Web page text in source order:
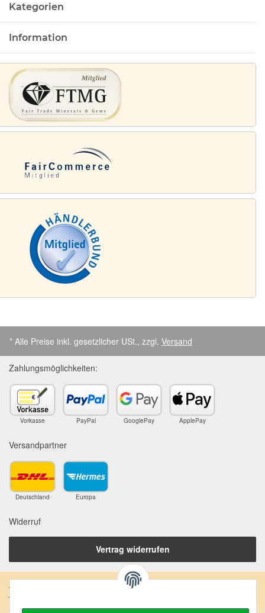
Kategorien
Information
* Alle Preise inkl. gesetzlicher USt., zzgl. Versand
Zahlungsmöglichkeiten:
Vorkasse PayPal GooglePay ApplePay
Versandpartner
Deutschland Europa
Widerruf
Vertrag widerrufen
Anschrift:
SteinZeitOase